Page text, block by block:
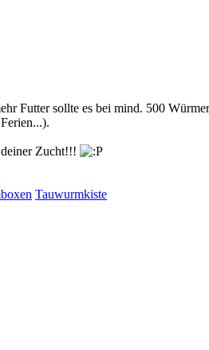
Futter sollte es bei mind. 500
Zucht!!!
Tauwurmkiste